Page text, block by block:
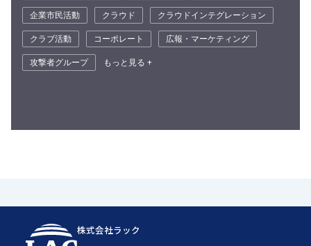
企業市民活動
クラウド
クラウドインテグレーション
クラブ活動
コーポレート
広報・マーケティング
攻撃者グループ
もっと見る +
株式会社ラック